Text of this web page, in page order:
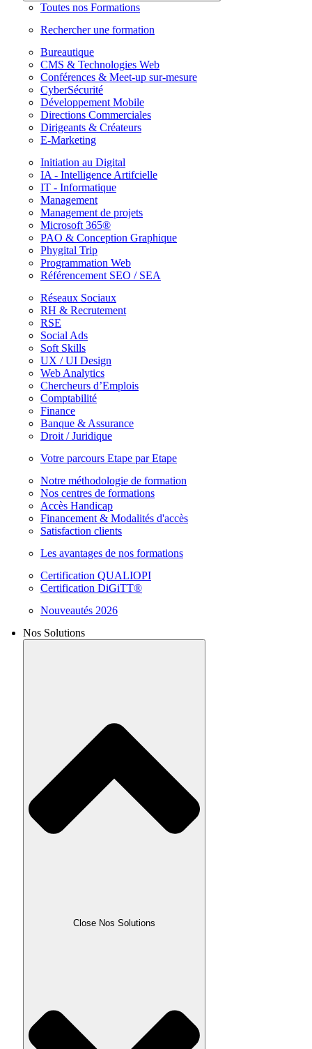
Toutes nos Formations
Rechercher une formation
Bureautique
CMS & Technologies Web
Conférences & Meet-up sur-mesure
CyberSécurité
Développement Mobile
Directions Commerciales
Dirigeants & Créateurs
E-Marketing
Initiation au Digital
IA - Intelligence Artifcielle
IT - Informatique
Management
Management de projets
Microsoft 365®
PAO & Conception Graphique
Phygital Trip
Programmation Web
Référencement SEO / SEA
Réseaux Sociaux
RH & Recrutement
RSE
Social Ads
Soft Skills
UX / UI Design
Web Analytics
Chercheurs d’Emplois
Comptabilité
Finance
Banque & Assurance
Droit / Juridique
Votre parcours Etape par Etape
Notre méthodologie de formation
Nos centres de formations
Accès Handicap
Financement & Modalités d'accès
Satisfaction clients
Les avantages de nos formations
Certification QUALIOPI
Certification DiGiTT®
Nouveautés 2026
Nos Solutions
Close Nos Solutions